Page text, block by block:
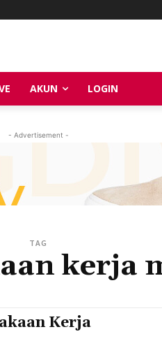
AKUN LOGIN
- Advertisement -
TAG
kerja
Kerja